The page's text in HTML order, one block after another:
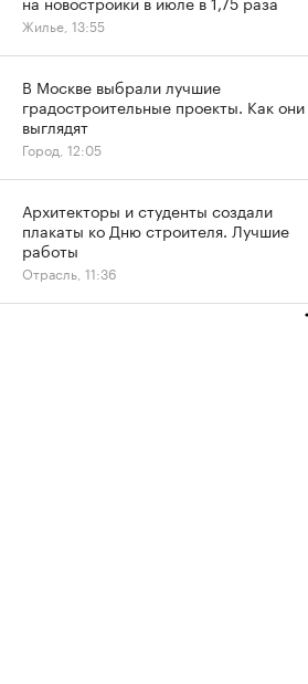
Жилье, 13:55
В Москве выбрали лучшие
градостроительные проекты. Как они
выглядят
Город, 12:05
Архитекторы и студенты создали
плакаты ко Дню строителя. Лучшие
работы
Отрасль, 11:36